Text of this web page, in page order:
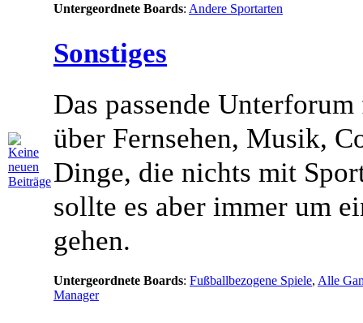
Untergeordnete Boards: Andere Sportarten
Sonstiges
Das passende
über Fernsehen, Musik,
Dinge, die nichts mit
sollte es aber immer um
gehen.
Untergeordnete Boards: Fußballbezogene Spiele, Alle
Manager